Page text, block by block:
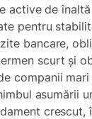
active de
pentru
bancare,
scurt și
companii
asumării
crescut,